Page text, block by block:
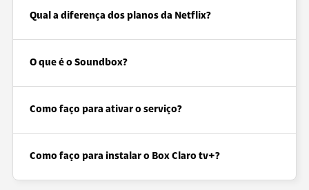
Qual a diferença dos planos da Netflix?
O que é o Soundbox?
Como faço para ativar o serviço?
Como faço para instalar o Box Claro tv+?